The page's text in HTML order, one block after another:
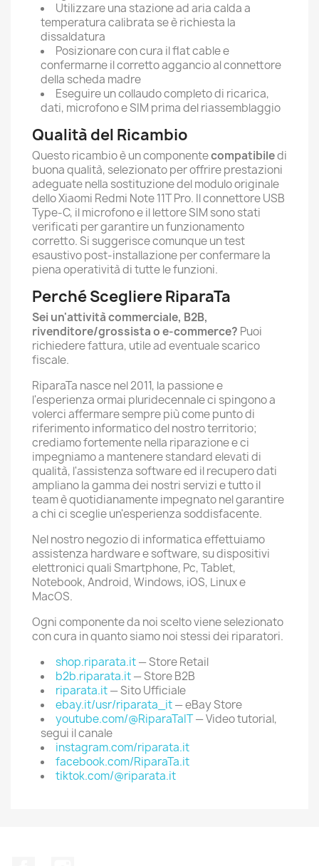
Utilizzare una stazione ad aria calda a
temperatura calibrata se è richiesta la
dissaldatura
Posizionare con cura il flat cable e
confermarne il corretto aggancio al connettore
della scheda madre
Eseguire un collaudo completo di ricarica,
dati, microfono e SIM prima del riassemblaggio
Qualità del Ricambio
Questo ricambio è un componentecompatibiledi
buona qualità, selezionato per offrire prestazioni
adeguate nella sostituzione del modulo originale
dello Xiaomi Redmi Note 11T Pro. Il connettore USB
Type-C, il microfono e il lettore SIM sono stati
verificati per garantire un funzionamento
corretto. Si suggerisce comunque un test
esaustivo post-installazione per confermare la
piena operatività di tutte le funzioni.
Perché Scegliere RiparaTa
Sei un'attività commerciale, B2B,
rivenditore/grossista o e-commerce? Puoi
richiedere fattura, utile ad eventuale scarico
fiscale.
RiparaTa nasce nel 2011, la passione e
l'esperienza ormai pluridecennale ci spingono a
volerci affermare sempre più come punto di
riferimento informatico del nostro territorio;
crediamo fortemente nella riparazione e ci
impegniamo a mantenere standard elevati di
qualità, l'assistenza software ed il recupero dati
ampliano la gamma dei nostri servizi e tutto il
team è quotidianamente impegnato nel garantire
a chi ci sceglie un'esperienza soddisfacente.
Nel nostro negozio di informatica effettuiamo
assistenza hardware e software, su dispositivi
elettronici quali Smartphone, Pc, Tablet,
Notebook, Android, Windows, iOS, Linux e
MacOS.
Ogni componente da noi scelto viene selezionato
con cura in quanto siamo noi stessi dei riparatori.
shop.riparata.it— Store Retail
b2b.riparata.it— Store B2B
riparata.it— Sito Ufficiale
ebay.it/usr/riparata_it— eBay Store
youtube.com/@RiparaTaIT— Video tutorial,
segui il canale
instagram.com/riparata.it
facebook.com/RiparaTa.it
tiktok.com/@riparata.it